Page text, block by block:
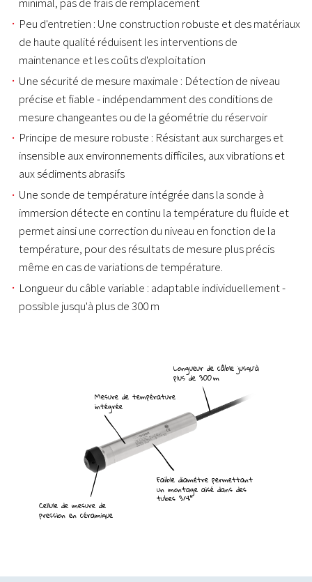
Peu d'entretien : Une construction robuste et des matériaux
de haute qualité réduisent les interventions de
maintenance et les coûts d'exploitation
Une sécurité de mesure maximale : Détection de niveau
précise et fiable - indépendamment des conditions de
mesure changeantes ou de la géométrie du réservoir
Principe de mesure robuste : Résistant aux surcharges et
insensible aux environnements difficiles, aux vibrations et
aux sédiments abrasifs
Une sonde de température intégrée dans la sonde à
immersion détecte en continu la température du fluide et
permet ainsi une correction du niveau en fonction de la
température, pour des résultats de mesure plus précis
même en cas de variations de température.
Longueur du câble variable : adaptable individuellement -
possible jusqu'à plus de 300 m
Cellule de mesure de
pression en céramique
Faible diamètre permettant
un montage aisé dans des
tubes 3/4"
Longueur de câble jusquʼà
plus de 300 m
Mesure de température
intégrée